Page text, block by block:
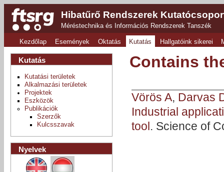
Hibatűrő Rendszerek
Méréstechnika és Információs Rendszerek Tanszék
Kezdőlap Események Oktatás Kutatás Hallgatóink sikerei
Contains
Vörös A, Darvas
Industrial
tool. Science of
Kutatás
Kutatási területek
Alkalmazási területek
Projektek
Eszközök
Publikációk
Szerzők
Kulcsszavak
Nyelvek